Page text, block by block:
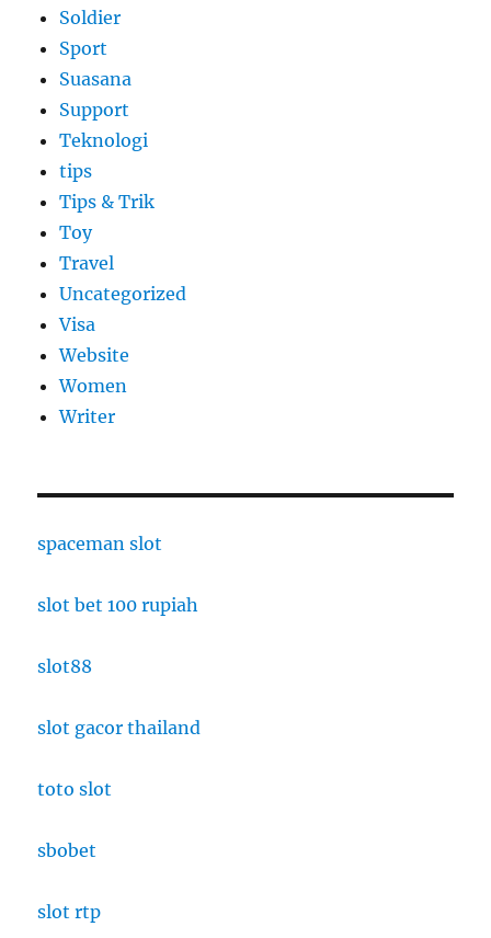
Soldier
Sport
Suasana
Support
Teknologi
tips
Tips & Trik
Toy
Travel
Uncategorized
Visa
Website
Women
Writer
spaceman slot
slot bet 100 rupiah
slot88
slot gacor thailand
toto slot
sbobet
slot rtp